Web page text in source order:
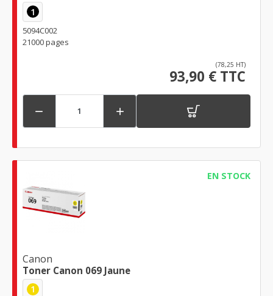
1
5094C002
21000 pages
(78,25 HT)
93,90 € TTC
 
EN STOCK
Canon
Toner Canon 069 Jaune
1